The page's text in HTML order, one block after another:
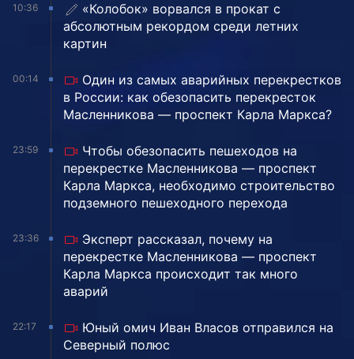
10:36
«Колобок» ворвался в прокат с
абсолютным рекордом среди летних
картин
00:14
Один из самых аварийных перекрестков
в России: как обезопасить перекресток
Масленникова — проспект Карла Маркса?
23:59
Чтобы обезопасить пешеходов на
перекрестке Масленникова — проспект
Карла Маркса, необходимо строительство
подземного пешеходного перехода
23:36
Эксперт рассказал, почему на
перекрестке Масленникова — проспект
Карла Маркса происходит так много
аварий
22:17
Юный омич Иван Власов отправился на
Северный полюс